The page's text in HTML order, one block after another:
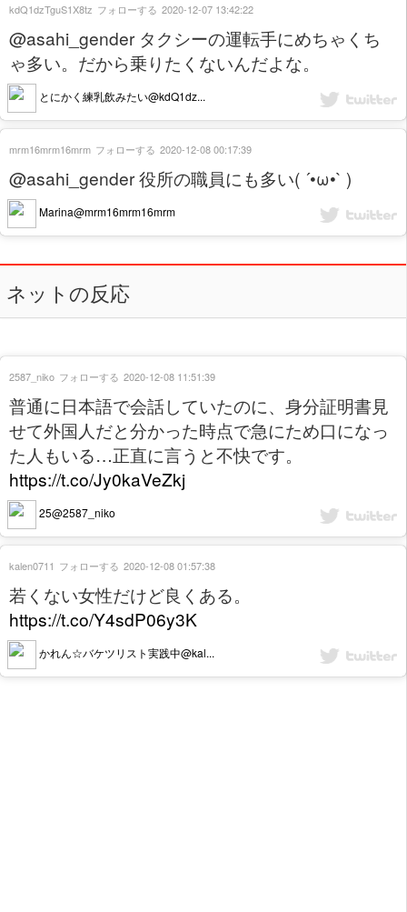
@asahi_gender タクシーの運転手にめちゃくち
ゃ多い。だから乗りたくないんだよな。
とにかく練乳飲みたい@kdQ1dz...
kdQ1dzTguS1X8tz フォローする 2020-12-07 13:42:22
@asahi_gender 役所の職員にも多い( ´•ω•` )
Marina@mrm16mrm16mrm
mrm16mrm16mrm フォローする 2020-12-08 00:17:39
ネットの反応
普通に日本語で会話していたのに、身分証明書見
せて外国人だと分かった時点で急にため口になっ
た人もいる…正直に言うと不快です。
https://t.co/Jy0kaVeZkj
25@2587_niko
2587_niko フォローする 2020-12-08 11:51:39
若くない女性だけど良くある。
https://t.co/Y4sdP06y3K
かれん☆バケツリスト実践中@kal...
kalen0711 フォローする 2020-12-08 01:57:38